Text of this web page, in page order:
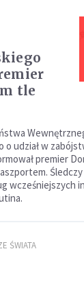
tle
o udział w
premier
wcześniejszych
ŚWIATA